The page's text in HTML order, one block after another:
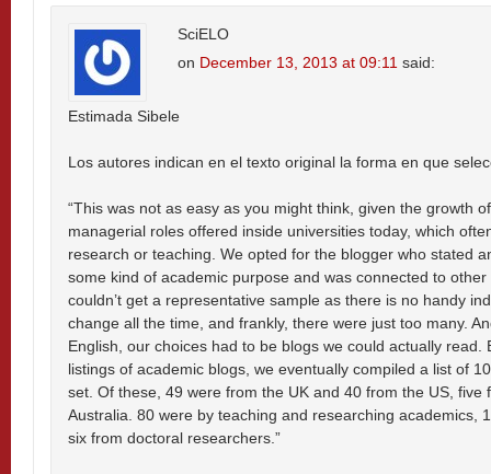
SciELO
on December 13, 2013 at 09:11 said:
Estimada Sibele
Los autores indican en el texto original la forma en que
“This was not as easy as you might think, given the growth
managerial roles offered inside universities today, which
research or teaching. We opted for the blogger who stated
some kind of academic purpose and was connected to
couldn’t get a representative sample as there is no handy
change all the time, and frankly, there were just too many.
English, our choices had to be blogs we could actually read.
listings of academic blogs, we eventually compiled a list of
set. Of these, 49 were from the UK and 40 from the US, five
Australia. 80 were by teaching and researching academics,
six from doctoral researchers.”